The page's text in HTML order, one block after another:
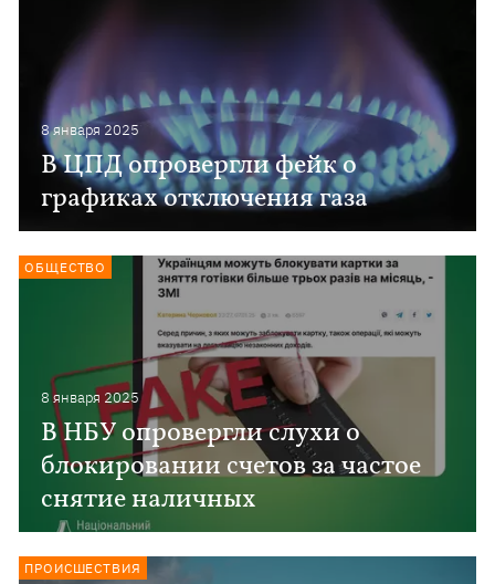
8 января 2025
В ЦПД опровергли фейк о
графиках отключения газа
8 января 2025
В НБУ опровергли слухи о
блокировании счетов за частое
снятие наличных
ОБЩЕСТВО
ПРОИСШЕСТВИЯ